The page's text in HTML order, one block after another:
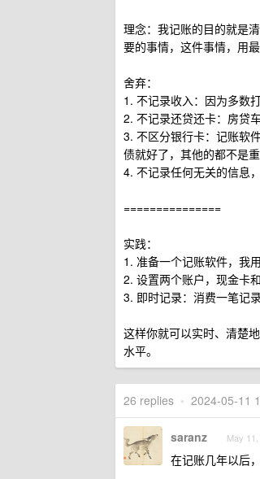
理念：我记账的目的就是
要的事情，这件事情，用
舍弃：
1. 不记录收入：因为多数
2. 不记录还贷还卡：房贷
3. 不区分银行卡：记账软
债就好了，其他的都不是
4. 不记录任何无关的信息
===============
实践：
1. 准备一个记账软件，我
2. 设置两个账户，现金卡
3. 即时记录：消费一笔记
这样你就可以实时、清楚
水平。
26 replies • 2024-05-11
saranz May
在记账几年以后